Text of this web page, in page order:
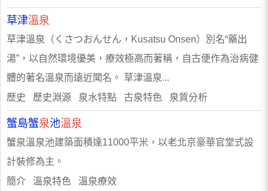
草津溫泉
草津溫泉（くさつおんせん，Kusatsu Onsen）別名“藥出
湯”，以自然環境優美，療效極高而著稱，自古便作為治病健
體的著名溫泉而遠近聞名。 草津溫泉...
歷史 歷史淵源 泉水特點 古泉特色 泉質分析
蟹島蟹泉池溫泉
蟹泉溫泉池建築面積達11000平米，以老北京豪華官堂式設
計裝修為主。
簡介 溫泉特色 溫泉療效